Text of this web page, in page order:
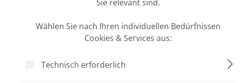
Zähne, 1.5 mm dick"
Jubiläumsaktion
Sie relevant sind.
Wählen Sie nach Ihren individuellen Bedürfnissen
Cookies & Services aus:
Technisch erforderlich